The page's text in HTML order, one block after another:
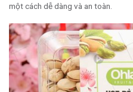
một cách dễ dàng và an toàn.